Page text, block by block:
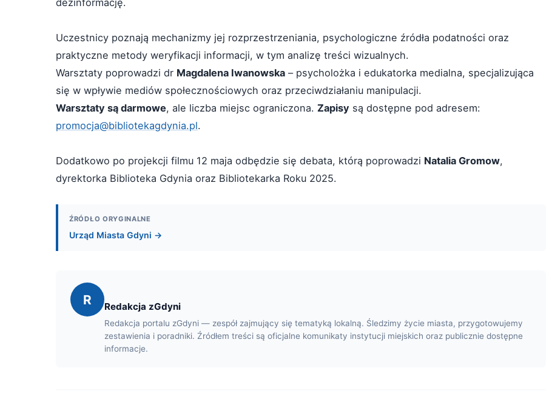
dezinformację.
Uczestnicy poznają mechanizmy jej rozprzestrzeniania, psychologiczne źródła podatności oraz
praktyczne metody weryfikacji informacji, w tym analizę treści wizualnych.
Warsztaty poprowadzi dr Magdalena Iwanowska – psycholożka i edukatorka medialna, specjalizująca
się w wpływie mediów społecznościowych oraz przeciwdziałaniu manipulacji.
Warsztaty są darmowe, ale liczba miejsc ograniczona. Zapisy są dostępne pod adresem:
promocja@bibliotekagdynia.pl.
Dodatkowo po projekcji filmu 12 maja odbędzie się debata, którą poprowadzi Natalia Gromow,
dyrektorka Biblioteka Gdynia oraz Bibliotekarka Roku 2025.
ŹRÓDŁO ORYGINALNE
Urząd Miasta Gdyni →
R Redakcja zGdyni
Redakcja portalu zGdyni — zespół zajmujący się tematyką lokalną. Śledzimy życie miasta, przygotowujemy
zestawienia i poradniki. Źródłem treści są oficjalne komunikaty instytucji miejskich oraz publicznie dostępne
informacje.